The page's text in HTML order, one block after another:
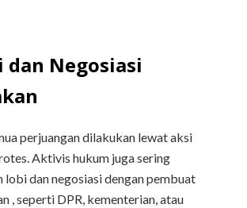
dan Negosiasi
perjuangan dilakukan lewat aksi
Aktivis hukum juga sering
lobi dan negosiasi dengan pembuat
, seperti DPR, kementerian, atau